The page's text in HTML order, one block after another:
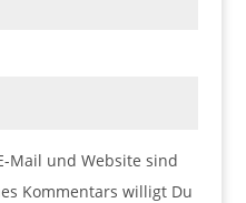
Mail und Website sind
Kommentars willigt Du